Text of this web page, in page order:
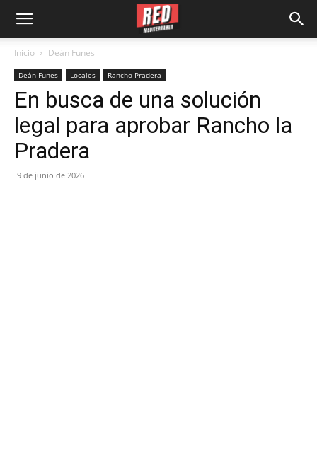
Inicio Deán Funes
Deán Funes Locales Rancho Pradera
En busca de una solución
legal para aprobar Rancho la
Pradera
9 de junio de 2026